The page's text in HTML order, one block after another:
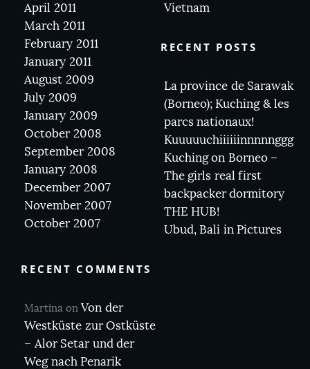
April 2011
March 2011
February 2011
January 2011
August 2009
July 2009
January 2009
October 2008
September 2008
January 2008
December 2007
November 2007
October 2007
Vietnam
RECENT POSTS
La province de Sarawak
(Borneo); Kuching & les
parcs nationaux!
Kuuuuuchiiiiiinnnnnggg
Kuching on Borneo –
The girls real first
backpacker dormitory
THE HUB!
Ubud, Bali in Pictures
RECENT COMMENTS
Martina onVon der
Westküste zur Ostküste
– Alor Setar und der
Weg nach Penarik